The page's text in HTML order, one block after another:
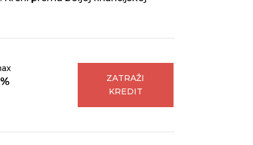
ZATRAŽI
KREDIT